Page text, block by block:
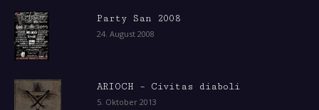
Party San 2008
24. August 2008
ARIOCH – Civitas diaboli
5. Oktober 2013